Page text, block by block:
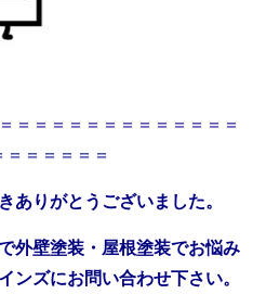
＝＝＝＝＝＝＝＝＝＝＝＝＝
＝＝＝＝＝＝
ありがとうございました。
外壁塗装・屋根塗装でお悩み
ンズにお問い合わせ下さい。